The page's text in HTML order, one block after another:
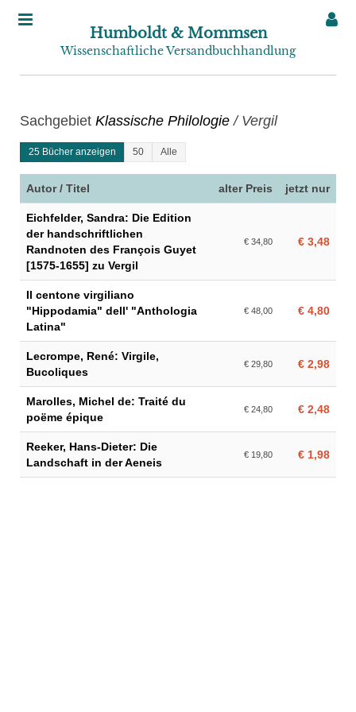
Humboldt & Mommsen
Wissenschaftliche Versandbuchhandlung
Sachgebiet Klassische Philologie / Vergil
25 Bücher anzeigen 50 Alle
Autor / Titel alter Preis jetzt nur
Eichfelder, Sandra: Die Edition
der handschriftlichen
Randnoten des François Guyet
[1575-1655] zu Vergil
€ 34,80 € 3,48
Il centone virgiliano
"Hippodamia" dell' "Anthologia
Latina"
€ 48,00 € 4,80
Lecrompe, René: Virgile,
Bucoliques
€ 29,80 € 2,98
Marolles, Michel de: Traité du
poëme épique
€ 24,80 € 2,48
Reeker, Hans-Dieter: Die
Landschaft in der Aeneis
€ 19,80 € 1,98